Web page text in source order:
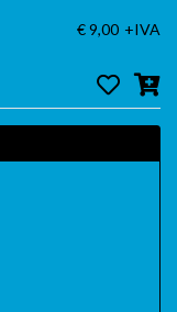
€ 9,00 +IVA